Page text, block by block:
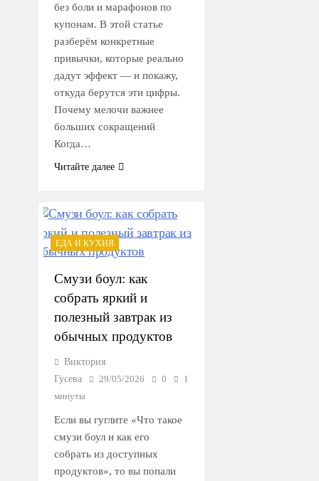
без боли и марафонов по
купонам. В этой статье
разберём конкретные
привычки, которые реально
дадут эффект — и покажу,
откуда берутся эти цифры.
Почему мелочи важнее
больших сокращений
Когда…
Читайте далее
ЕДА И КУХНЯ
Смузи боул: как
собрать яркий и
полезный завтрак из
обычных продуктов
Виктория
Гусева
29/05/2026 0
1
минуты
Если вы гуглите «Что такое
смузи боул и как его
собрать из доступных
продуктов», то вы попали